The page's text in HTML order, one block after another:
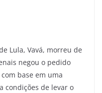
Lula, Vavá, morreu de
negou o pedido
base em uma
condições de levar o